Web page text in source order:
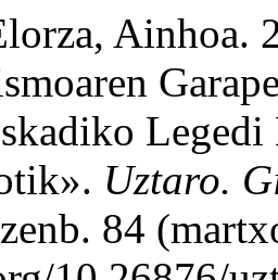
Ainhoa.
Uztaro.
84